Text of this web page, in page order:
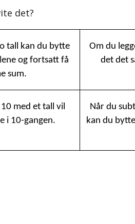
det?
tall kan du bytte
og fortsatt få
sum.
Om du
det det
med et tall vil
i 10-gangen.
Når du
kan du